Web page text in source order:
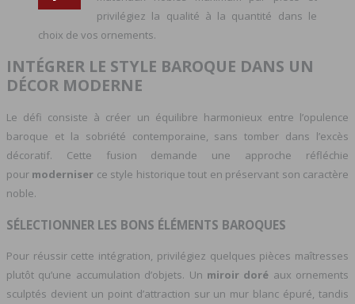
privilégiez la qualité à la quantité dans le
choix de vos ornements.
INTÉGRER LE STYLE BAROQUE DANS UN
DÉCOR MODERNE
Le défi consiste à créer un équilibre harmonieux entre l’opulence
baroque et la sobriété contemporaine, sans tomber dans l’excès
décoratif. Cette fusion demande une approche réfléchie
pour moderniser ce style historique tout en préservant son caractère
noble.
SÉLECTIONNER LES BONS ÉLÉMENTS BAROQUES
Pour réussir cette intégration, privilégiez quelques pièces maîtresses
plutôt qu’une accumulation d’objets. Un miroir doré aux ornements
sculptés devient un point d’attraction sur un mur blanc épuré, tandis